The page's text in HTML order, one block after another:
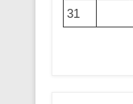
31